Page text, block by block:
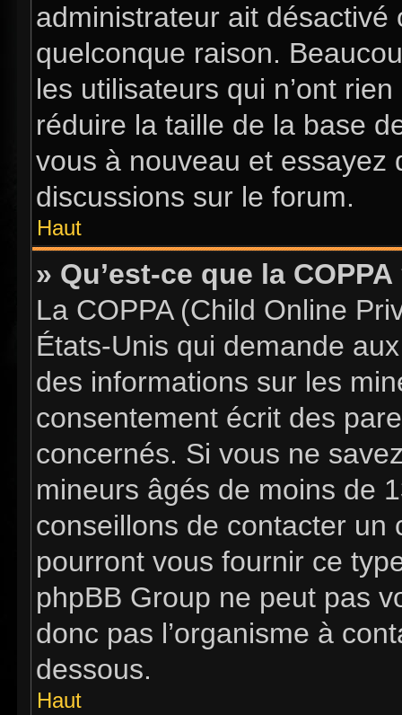
administrateur ait
quelconque raison.
les utilisateurs qui n’ont
réduire la taille de la base
vous à nouveau et essayez
discussions sur le forum.
Haut
» Qu’est-ce que la COPPA
La COPPA (Child Online
États-Unis qui demande
des informations sur les
consentement écrit des
concernés. Si vous ne
mineurs âgés de moins de
conseillons de contacter un
pourront vous fournir ce
phpBB Group ne peut pas
donc pas l’organisme à
dessous.
Haut